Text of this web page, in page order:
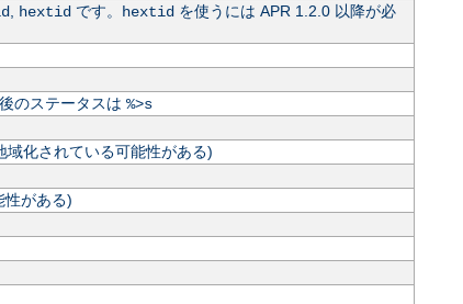
, hextidです。 hextidを使うには APR 1.2.0 以降が必
のステータスは %>s
化されている可能性がある)
性がある)